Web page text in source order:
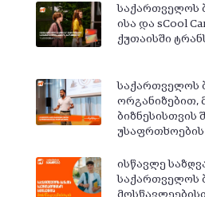
საქართველოს
ისა და sCool
ქუთაისში
საქართველოს
ორგანიზებით,
ბიზნესისთვის
ისწავლე
საქართველოს